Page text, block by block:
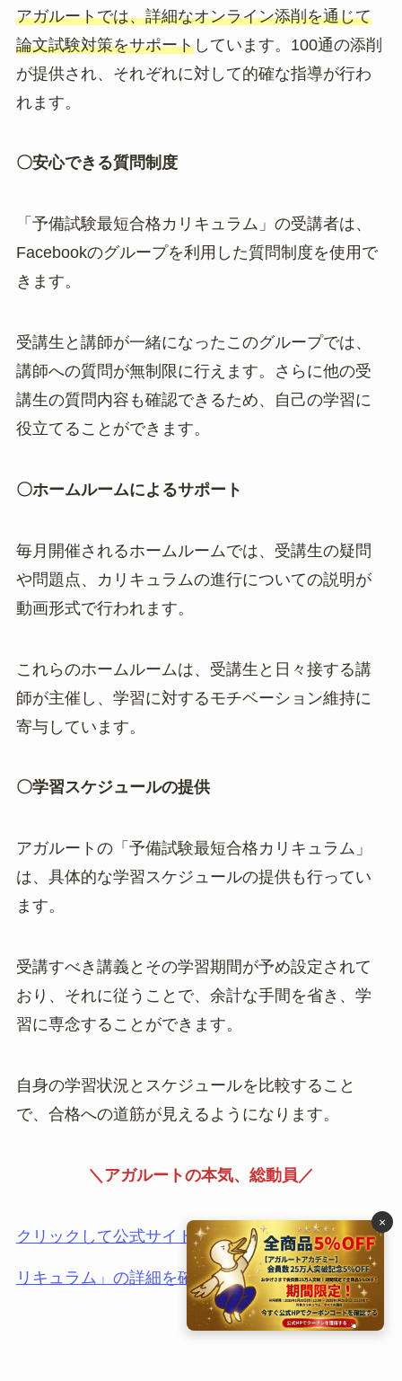
×
アガルートでは、詳細なオンライン添削を通じて
論文試験対策をサポートしています。100通の添削
が提供され、それぞれに対して的確な指導が行わ
れます。
〇安心できる質問制度
「予備試験最短合格カリキュラム」の受講者は、
Facebookのグループを利用した質問制度を使用で
きます。
受講生と講師が一緒になったこのグループでは、
講師への質問が無制限に行えます。さらに他の受
講生の質問内容も確認できるため、自己の学習に
役立てることができます。
〇ホームルームによるサポート
毎月開催されるホームルームでは、受講生の疑問
や問題点、カリキュラムの進行についての説明が
動画形式で行われます。
これらのホームルームは、受講生と日々接する講
師が主催し、学習に対するモチベーション維持に
寄与しています。
〇学習スケジュールの提供
アガルートの「予備試験最短合格カリキュラム」
は、具体的な学習スケジュールの提供も行ってい
ます。
受講すべき講義とその学習期間が予め設定されて
おり、それに従うことで、余計な手間を省き、学
習に専念することができます。
自身の学習状況とスケジュールを比較すること
で、合格への道筋が見えるようになります。
＼アガルートの本気、総動員／
クリックして公式サイトで「予備試験最短合格カ
リキュラム」の詳細を確認する